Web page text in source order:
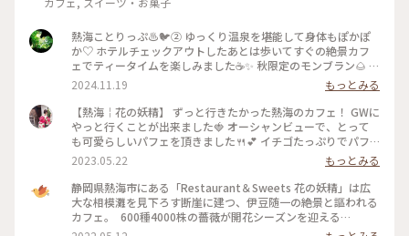
の自然100選 #日本名水100選 #国指定天然記念物 #伊豆半島ユ
スコ世界ジオパーク認定
熱海ことりっぷ♨️🐦️② ゆっくり温泉を堪能して身体もぽかぽ
か♡ ホテルチェックアウトしたあとは歩いてすぐの絶景カフ
ェでティータイムを楽しみました☕✨ 秋限定のモンブラン🌰 テ
ィラミスとぶどうのパフェ🍇 和紅茶✨ほうじ茶🍵カモミールテ
ィー❀ モンブランはまったりこっくり濃厚♡ 今だけの栗、ぶ
どう、柿で秋を感じました♡ お酒が使われた大人スイーツを
シェアしながらゆっくりお喋りする最高に贅沢な時間✨窓から
の景色は。。山、岩山、海、地平線、熱海城、トンビが飛んで
いて。。自然に囲まれた非日常感がハンパなく本当に最高な眺
めでした🌿✨ #花の妖精 #絶景カフェ #眺めが最高 #地平線が見
えるなんて #素敵 #ティータイム #パフェ #モンブラン #紅茶 #
ハーブティー #ゆっくり #のんびり #旅行のカフェは特別感 #
贅沢な時間 #景色が最高 #自然に囲まれて #熱海 #熱海ことり
っぷ
2024.11.19
もっとみる
【熱海￤花の妖精】 ずっと行きたかった熱海のカフェ！ GWに
やっと行くことが出来ました🍓 オーシャンビューで、とって
も可愛らしいパフェを頂きました🍴💕 イチゴたっぷりでパフ
ェも景色も贅沢な一時を過ごすことが出来ました☺️ #私のこと
りっぷ旅 #花の妖精
2023.05.22
もっとみる
静岡県熱海市にある「Restaurant＆Sweets 花の妖精」は広
大な相模灘を見下ろす断崖に建つ、伊豆随一の絶景と謳われる
カフェ。 ⁡ 600種4000株の薔薇が開花シーズンを迎える
「ACAO FOREST」と連動して、5月14日(土)から各日10食限